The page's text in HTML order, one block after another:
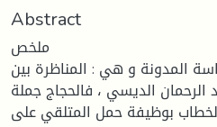
Abstract
ملخص
المدونة و هي : المناظرة بين
الديسي ، فالحجاج جملة
بوظيفة حمل المتلقي على